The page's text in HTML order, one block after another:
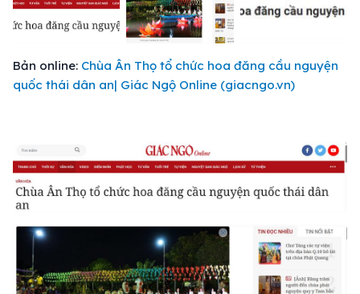
Bản online: Chùa Ân Thọ tổ chức hoa đăng cầu nguyện
quốc thái dân an| Giác Ngộ Online (giacngo.vn)